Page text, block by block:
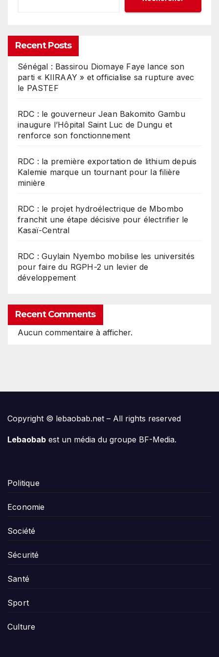
Recent Posts
Sénégal : Bassirou Diomaye Faye lance son
parti « KIIRAAY » et officialise sa rupture avec
le PASTEF
RDC : le gouverneur Jean Bakomito Gambu
inaugure l’Hôpital Saint Luc de Dungu et
renforce son fonctionnement
RDC : la première exportation de lithium depuis
Kalemie marque un tournant pour la filière
minière
RDC : le projet hydroélectrique de Mbombo
franchit une étape décisive pour électrifier le
Kasaï-Central
RDC : Guylain Nyembo mobilise les universités
pour faire du RGPH-2 un levier de
développement
Recent Comments
Aucun commentaire à afficher.
Copyright © lebaobab.net – All rights reserved
Lebaobab est un média du groupe BF-Media.
Politique
Economie
Société
Sécurité
Santé
Sport
Culture